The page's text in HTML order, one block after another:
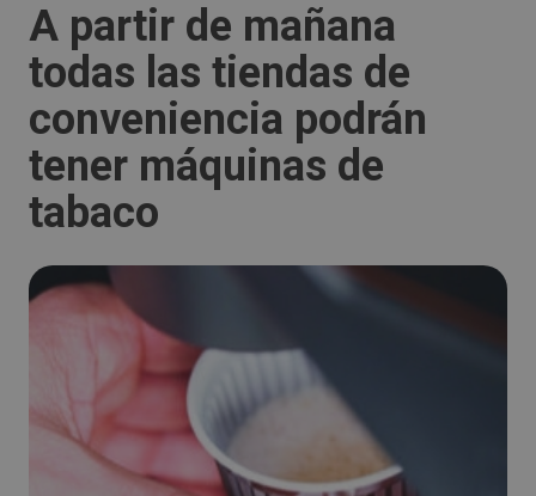
A partir de mañana
todas las tiendas de
conveniencia podrán
tener máquinas de
tabaco